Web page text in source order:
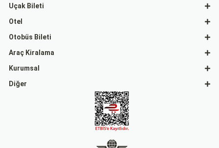
Uçak Bileti
Otel
Otobüs Bileti
Araç Kiralama
Kurumsal
Diğer